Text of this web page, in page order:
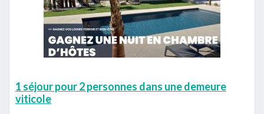
1 séjour pour 2 personnes dans une demeure
viticole